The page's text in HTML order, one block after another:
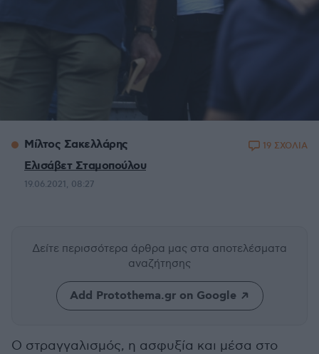
Μίλτος Σακελλάρης
Ελισάβετ Σταμοπούλου
19.06.2021, 08:27
19 ΣΧΟΛΙΑ
Δείτε περισσότερα άρθρα μας στα αποτελέσματα
αναζήτησης
Add Protothema.gr on Google
Ο στραγγαλισμός, η ασφυξία και μέσα στο